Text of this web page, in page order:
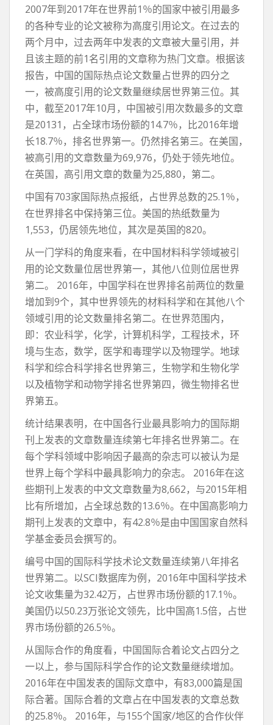
2007年到2017年在世界前1％的国家中被引用最多
的各种专业的论文被称为高度引用论文。在过去的
两个月中，过去两年中发表的文章被大量引用，并
且该主题的前1名引用的文章称为热门文章。根据该
报告，中国的国际热点论文数量占世界的四分之
一，被高度引用的论文数量继续居世界第三位。其
中，截至2017年10月，中国被引用次数最多的文章
是20131，占全球市场份额的14.7％，比2016年增
长18.7％，排名世界第一。仍然排名第三。在美国，
被高引用的文章数量为69,976，仍处于领先地位。
在英国，高引用文章的数量为25,880，第二。
中国有703家国际热点报纸，占世界总数的25.1％，
在世界排名中保持第三位。美国的热纸数量为
1,553，仍居领先地位，其次是英国的820。
从一门学科的角度来看，在中国材料科学领域被引
用的论文数量位居世界第一，其他八位则位居世界
第二。 2016年，中国学科在世界排名前两位的数量
增加到9个，其中世界领先的材料科学和在其他八个
领域引用的论文数量排名第二。在世界范围内，
即：农业科学，化学，计算机科学，工程技术，环
境与生态，数学，医学和毒理学以及物理学。地球
科学和综合科学排名世界第三，生物学和生物化学
以及植物学和动物学排名世界第四，微生物排名世
界第五。
统计结果表明，在中国各行业最具影响力的国际期
刊上发表的文章数量连续第七年排名世界第二。在
每个学科领域中影响因子最高的杂志可以被认为是
世界上每个学科中最具影响力的杂志。 2016年在这
些期刊上发表的中文文章数量为8,662，与2015年相
比有所增加，占全球总数的13.6％。在中国高影响力
期刊上发表的文章中，有42.8％是由中国国家自然科
学基金委员会撰写的。
编号中国的国际科学技术论文数量连续第八年排名
世界第二。以SCI数据库为例，2016年中国科学技术
论文收集量为32.42万，占世界市场份额的17.1％。
美国仍以50.23万张论文领先，比中国高1.5倍，占世
界市场份额的26.5％。
从国际合作的角度看，中国国际合着论文占四分之
一以上，参与国际科学合作的论文数量继续增加。
2016年在中国发表的国际文章中，有83,000篇是国
际合著。国际合着的文章占在中国发表的文章总数
的25.8％。 2016年，与155个国家/地区的合作伙伴